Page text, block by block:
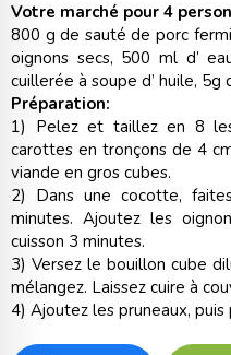
Votre marché pour 4
800 g de sauté de porc
oignons secs, 500 ml d’
cuillerée à soupe d’ huile, 5g
Préparation:
1) Pelez et taillez en 8
carottes en tronçons de 4
viande en gros cubes.
2) Dans une cocotte,
minutes. Ajoutez les
cuisson 3 minutes.
3) Versez le bouillon cube
mélangez. Laissez cuire à
4) Ajoutez les pruneaux,